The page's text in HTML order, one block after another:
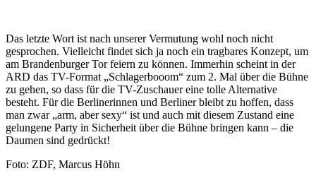
Das letzte Wort ist nach unserer Vermutung wohl noch nicht
gesprochen. Vielleicht findet sich ja noch ein tragbares Konzept, um
am Brandenburger Tor feiern zu können. Immerhin scheint in der
ARD das TV-Format „Schlagerbooom“ zum 2. Mal über die Bühne
zu gehen, so dass für die TV-Zuschauer eine tolle Alternative
besteht. Für die Berlinerinnen und Berliner bleibt zu hoffen, dass
man zwar „arm, aber sexy“ ist und auch mit diesem Zustand eine
gelungene Party in Sicherheit über die Bühne bringen kann – die
Daumen sind gedrückt!
Foto: ZDF, Marcus Höhn